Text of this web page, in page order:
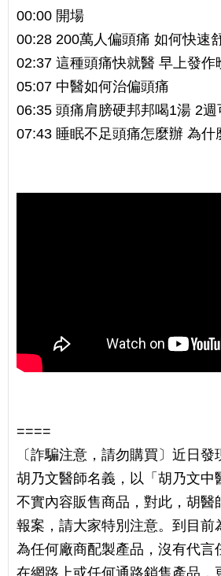
00:00 開場
00:28 200萬人偏頭痛 如何快速
02:37 這種頭痛快就醫 早上發作
05:07 中醫如何治偏頭痛
06:35 頭痛肩膀硬邦邦喝1湯 2週
07:43 睡眠不足頭痛怎麼辦 為什
====
〔詐騙注意，請勿購買〕近日
胡乃文醫師名義，以「胡乃文中
不實內容販售商品，對此，胡醫
報案，請大家特別注意。到目前
為任何廠商配製產品，沒有代言